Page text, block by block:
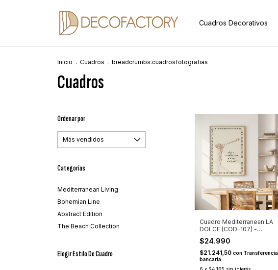
Cuadros Decorativos
Inicio . Cuadros . breadcrumbs.cuadrosfotografias
Cuadros
Ordenar por
Categorías
Mediterranean Living
Bohemian Line
Abstract Edition
The Beach Collection
Elegir Estilo De Cuadro
Cuadro Mediterranean LA
DOLCE (COD-107) -
(SEGUNDA TANDA)
$24.990
$21.241,50 con Transferencia
bancaria